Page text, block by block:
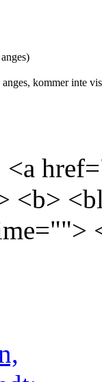
kommer inte
<a
<b>